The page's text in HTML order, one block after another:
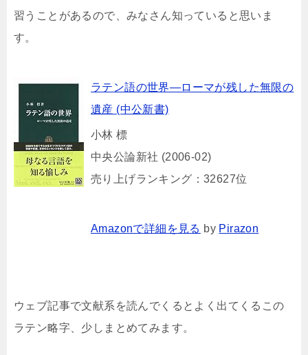
習うことがあるので、みなさん知っていると思いま
す。
ラテン語の世界―ローマが残した無限の
遺産 (中公新書)
小林 標
中央公論新社 (2006-02)
売り上げランキング：32627位
Amazonで詳細を見る by Pirazon
ウェブ記事で文献系を読んでくるとよく出てくるこの
ラテン略字、少しまとめてみます。